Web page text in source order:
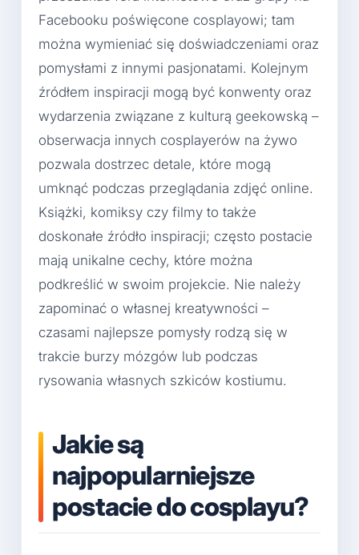
Facebooku poświęcone cosplayowi; tam
można wymieniać się doświadczeniami oraz
pomysłami z innymi pasjonatami. Kolejnym
źródłem inspiracji mogą być konwenty oraz
wydarzenia związane z kulturą geekowską –
obserwacja innych cosplayerów na żywo
pozwala dostrzec detale, które mogą
umknąć podczas przeglądania zdjęć online.
Książki, komiksy czy filmy to także
doskonałe źródło inspiracji; często postacie
mają unikalne cechy, które można
podkreślić w swoim projekcie. Nie należy
zapominać o własnej kreatywności –
czasami najlepsze pomysły rodzą się w
trakcie burzy mózgów lub podczas
rysowania własnych szkiców kostiumu.
Jakie są
najpopularniejsze
postacie do cosplayu?